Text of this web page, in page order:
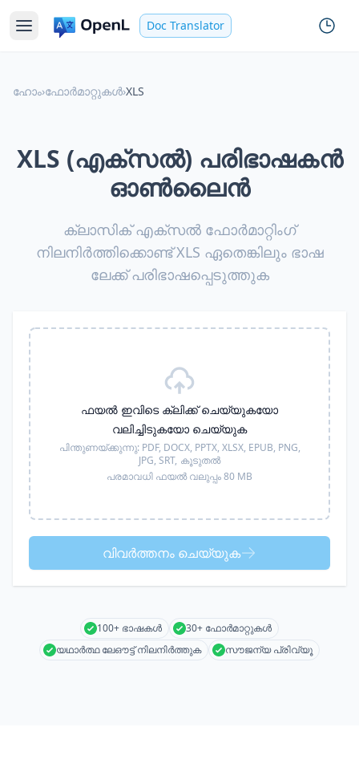
Doc Translator
ഹോം›ഫോർമാറ്റുകൾ›XLS
XLS (എക്സൽ) പരിഭാഷകൻ
ഓൺലൈൻ
ക്ലാസിക് എക്സൽ ഫോർമാറ്റിംഗ്
നിലനിർത്തിക്കൊണ്ട് XLS ഏതെങ്കിലും ഭാഷ
ലേക്ക് പരിഭാഷപ്പെടുത്തുക
ഫയൽ ഇവിടെ ക്ലിക്ക് ചെയ്യുകയോ
വലിച്ചിടുകയോ ചെയ്യുക
പിന്തുണയ്ക്കുന്നു: PDF, DOCX, PPTX, XLSX, EPUB, PNG,
JPG, SRT, കൂടുതൽ
പരമാവധി ഫയൽ വലുപ്പം 80 MB
വിവർത്തനം ചെയ്യുക
100+ ഭാഷകൾ
30+ ഫോർമാറ്റുകൾ
യഥാർത്ഥ ലേഔട്ട് നിലനിർത്തുക
സൗജന്യ പ്രിവ്യൂ